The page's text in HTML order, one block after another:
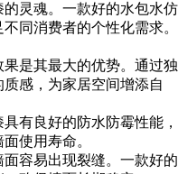
灵魂。一款好的水包水仿
同消费者的个性化需求。
是其最大的优势。通过独
感，为家居空间增添自
有良好的防水防霉性能，
使用寿命。
容易出现裂缝。一款好的